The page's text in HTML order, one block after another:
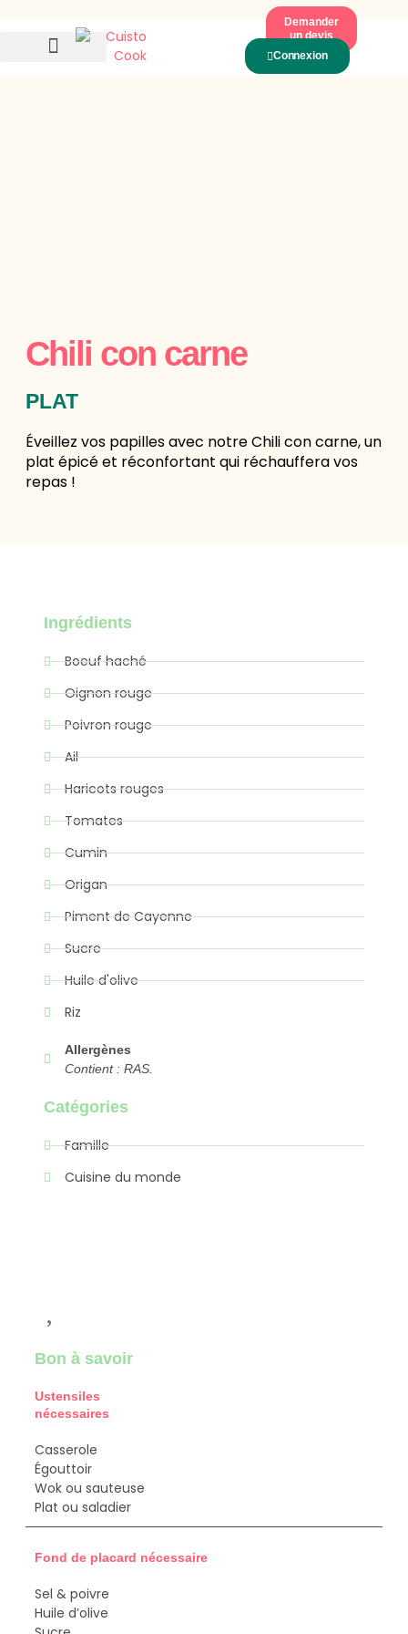
Demander
un devis
Connexion
Chili con carne
PLAT
Éveillez vos papilles avec notre Chili con carne, un
plat épicé et réconfortant qui réchauffera vos
repas !
Ingrédients
Boeuf haché
Oignon rouge
Poivron rouge
Ail
Haricots rouges
Tomates
Cumin
Origan
Piment de Cayenne
Sucre
Huile d'olive
Riz
Allergènes
Contient : RAS.
Catégories
Famille
Cuisine du monde
Bon à savoir
Ustensiles
nécessaires
Casserole
Égouttoir
Wok ou sauteuse
Plat ou saladier
Fond de placard nécessaire
Sel & poivre
Huile d’olive